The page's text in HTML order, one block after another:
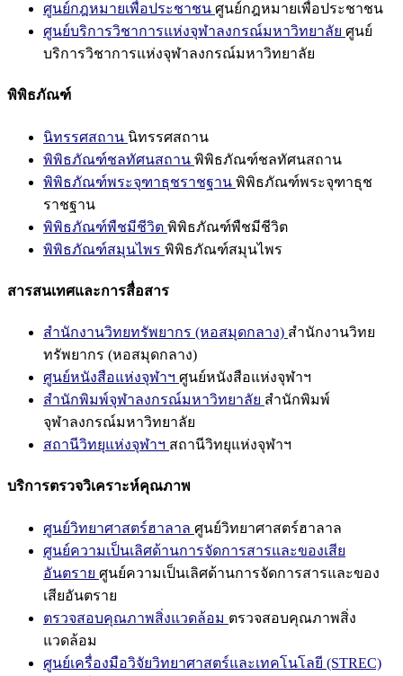
ศูนย์กฎหมายเพื่อประชาชน ศูนย์กฎหมายเพื่อประชาชน
ศูนย์บริการวิชาการแห่งจุฬาลงกรณ์มหาวิทยาลัย ศูนย์
บริการวิชาการแห่งจุฬาลงกรณ์มหาวิทยาลัย
พิพิธภัณฑ์
นิทรรศสถาน นิทรรศสถาน
พิพิธภัณฑ์ชลทัศนสถาน พิพิธภัณฑ์ชลทัศนสถาน
พิพิธภัณฑ์พระจุฑาธุชราชฐาน พิพิธภัณฑ์พระจุฑาธุช
ราชฐาน
พิพิธภัณฑ์พืชมีชีวิต พิพิธภัณฑ์พืชมีชีวิต
พิพิธภัณฑ์สมุนไพร พิพิธภัณฑ์สมุนไพร
สารสนเทศและการสื่อสาร
สำนักงานวิทยทรัพยากร (หอสมุดกลาง) สำนักงานวิทย
ทรัพยากร (หอสมุดกลาง)
ศูนย์หนังสือแห่งจุฬาฯ ศูนย์หนังสือแห่งจุฬาฯ
สำนักพิมพ์จุฬาลงกรณ์มหาวิทยาลัย สำนักพิมพ์
จุฬาลงกรณ์มหาวิทยาลัย
สถานีวิทยุแห่งจุฬาฯ สถานีวิทยุแห่งจุฬาฯ
บริการตรวจวิเคราะห์คุณภาพ
ศูนย์วิทยาศาสตร์ฮาลาล ศูนย์วิทยาศาสตร์ฮาลาล
ศูนย์ความเป็นเลิศด้านการจัดการสารและของเสีย
อันตราย ศูนย์ความเป็นเลิศด้านการจัดการสารและของ
เสียอันตราย
ตรวจสอบคุณภาพสิ่งแวดล้อม ตรวจสอบคุณภาพสิ่ง
แวดล้อม
ศูนย์เครื่องมือวิจัยวิทยาศาสตร์และเทคโนโลยี (STREC)